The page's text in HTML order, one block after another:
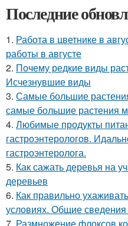
Последние
1. Работа в цветнике в
работы в августе
2. Почему редкие виды
Исчезнувшие виды
3. Самые большие
самые большие растения
4. Любимые продукты
гастроэнтерологов.
гастроэнтеролога.
5. Как сажать деревья на
деревьев
6. Как правильно
условиях. Общие сведения
7. Размножение флоксов